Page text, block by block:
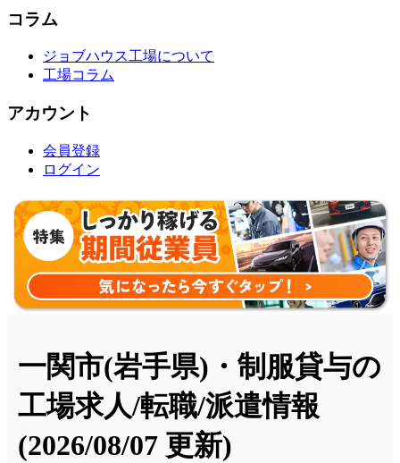
コラム
ジョブハウス工場について
工場コラム
アカウント
会員登録
ログイン
一関市(岩手県)・制服貸与の
工場求人/転職/派遣情報
(2026/08/07 更新)